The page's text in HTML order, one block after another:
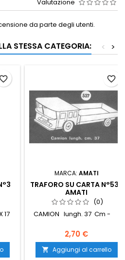
Valutazione
da parte degli utenti.
STESSA CATEGORIA: >
<
17
MARCA: AMATI
TRAFORO SU CARTA N°537
AMATI
(0)
CAMION lungh. 37 Cm -
2,70 €
 Aggiungi al carrello
favorite_border